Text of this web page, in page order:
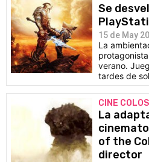
Se
15 de May
La
verano.
tardes de
CINE
La
of the
director